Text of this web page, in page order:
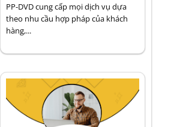
PP-DVD cung cấp mọi dịch vụ dựa
theo nhu cầu hợp pháp của khách
hàng,...